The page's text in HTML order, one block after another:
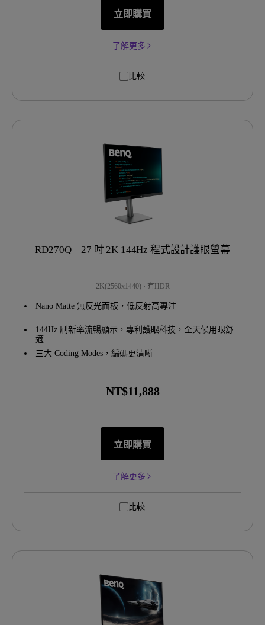
立即購買
了解更多
比較
RD270Q｜27 吋 2K 144Hz 程式設計護眼螢幕
2K(2560x1440) 有HDR
Nano Matte 無反光面板，低反射高專注
144Hz 刷新率流暢顯示，專利護眼科技，全天候用眼舒
適
三大 Coding Modes，編碼更清晰
NT$11,888
立即購買
了解更多
比較